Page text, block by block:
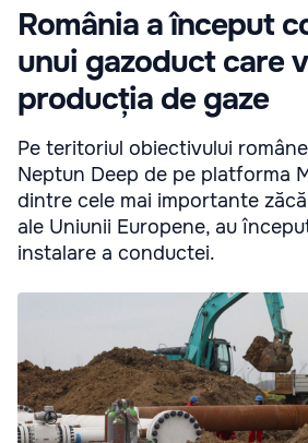
România a început
unui gazoduct care
producția de gaze
Pe teritoriul obiectivului
Neptun Deep de pe platforma
dintre cele mai importante
ale Uniunii Europene, au
instalare a conductei.